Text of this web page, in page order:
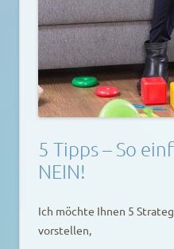
5 Tipps – So
NEIN!
Ich möchte Ihnen 5
vorstellen,